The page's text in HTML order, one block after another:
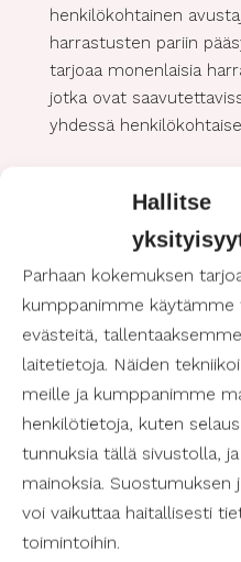
Hallitse
Parhaan kokemuksen
kumppanimme käytämme
evästeitä,
laitetietoja. Näiden
meille ja kumppanimme
henkilötietoja, kuten
tunnuksia tällä sivustolla,
mainoksia.
voi vaikuttaa haitallisesti
toimintoihin.
henkilökohtainen
harrastusten pariin
tarjoaa monenlaisia
jotka ovat
yhdessä
Kymenlaakso on alue,
tarjoaa monipuolisesti
kuntoisille. Olipa
liikunta, kulttuuri,
löytyy varmasti sopivia
Harrastustoiminta voi
tanssin, maalaamisen
viihtymistä. Monet
järjestöt tarjoavat
aktiviteetteja, jotka
saavutettavissa